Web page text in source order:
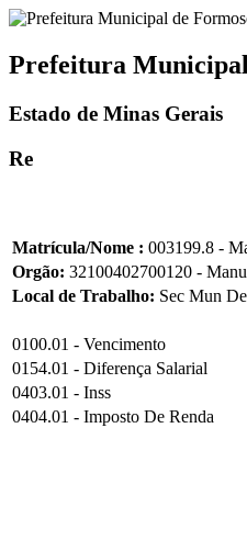
Prefeitura
Estado de Minas Gerais
Re
Matrícula/Nome : 003199.8 -
Orgão: 32100402700120 -
Local de Trabalho: Sec Mun
0100.01 - Vencimento
0154.01 - Diferença Salarial
0403.01 - Inss
0404.01 - Imposto De Renda